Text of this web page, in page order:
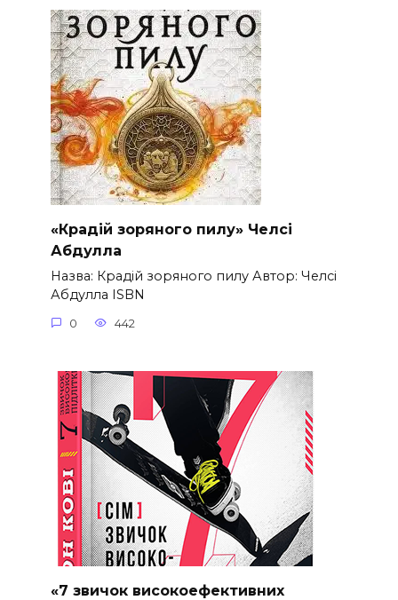
«Крадій зоряного пилу» Челсі
Абдулла
Назва: Крадій зоряного пилу Автор: Челсі
Абдулла ISBN
0 442
«7 звичок високоефективних